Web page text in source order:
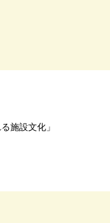
施設文化」